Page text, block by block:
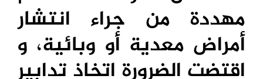
مهددة من جراء انتشار
أمراض معدية أو وبائية، و
اقتضت الضرورة اتخاذ تدابير